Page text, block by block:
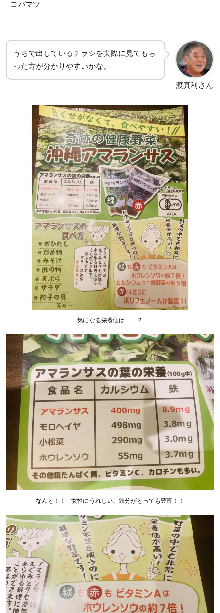
コバマツ
うちで出しているチラシを実際に見てもら
った方が分かりやすいかな。
渡真利さん
気になる栄養価は……？
なんと！！ 女性にうれしい、鉄分がとっても豊富！！